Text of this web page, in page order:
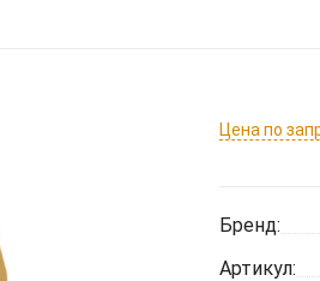
Цена по
Бренд:
Артикул: